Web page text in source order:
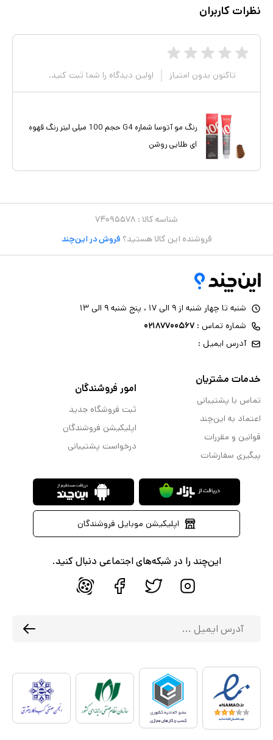
نظرات کاربران
تاکنون بدون امتیاز اولین دیدگاه را شما ثبت کنید.
رنگ مو آتوسا شماره G4 حجم 100 میلی لیتر رنگ قهوه
ای طلایی روشن
شناسه کالا : ۷۴۰۹۵۵۷۸
فروشنده این کالا هستید؟ فروش در این‌چند
شنبه تا چهار شنبه از ۹ الی ۱۷ ، پنج شنبه ۹ الی ۱۳
شماره تماس : ۰۲۱۸۷۷۰۰۵۶۷
آدرس ایمیل :
خدمات مشتریان
تماس با پشتیبانی
اعتماد به این‌چند
قوانین و مقررات
پیگیری سفارشات
امور فروشندگان
ثبت فروشگاه جدید
اپلیکیشن فروشندگان
درخواست پشتیبانی
اپلیکیشن موبایل فروشندگان
این‌چند را در شبکه‌های اجتماعی دنبال کنید.